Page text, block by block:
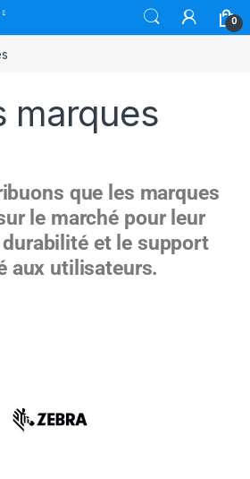
0
marques
que les marques
le marché pour leur
et le support
aux utilisateurs.